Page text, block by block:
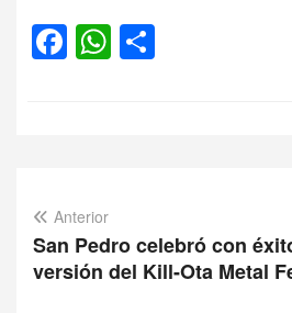
Facebook
WhatsApp
Anterior
San Pedro celebró con
versión del Kill-Ota Metal